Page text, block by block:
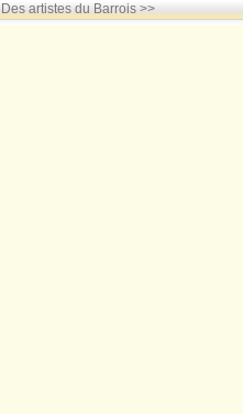
Des artistes du Barrois >>